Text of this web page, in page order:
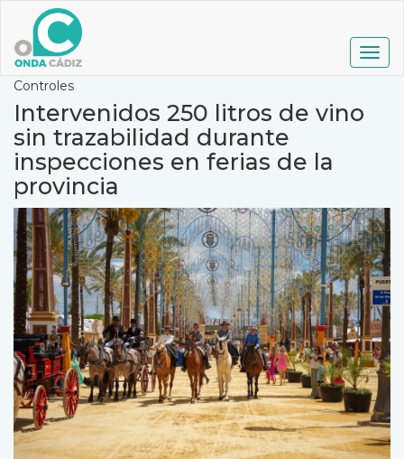
contenido
principal
Controles
Intervenidos 250 litros de vino
sin trazabilidad durante
inspecciones en ferias de la
provincia